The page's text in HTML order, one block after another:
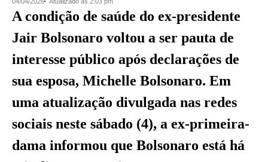
A condição de saúde do ex-presidente
Jair Bolsonaro voltou a ser pauta de
interesse público após declarações de
sua esposa, Michelle Bolsonaro. Em
uma atualização divulgada nas redes
sociais neste sábado (4), a ex-primeira-
dama informou que Bolsonaro está há